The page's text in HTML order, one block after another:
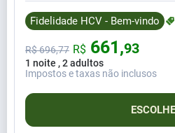
Fidelidade HCV - Bem-vindo
1 noite , 2 adultos
R$696,77 R$ 661,93
Impostos e taxas não inclusos